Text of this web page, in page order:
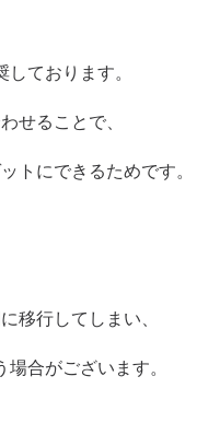
ております。
せることで、
トにできるためです。
移行してしまい、
合がございます。